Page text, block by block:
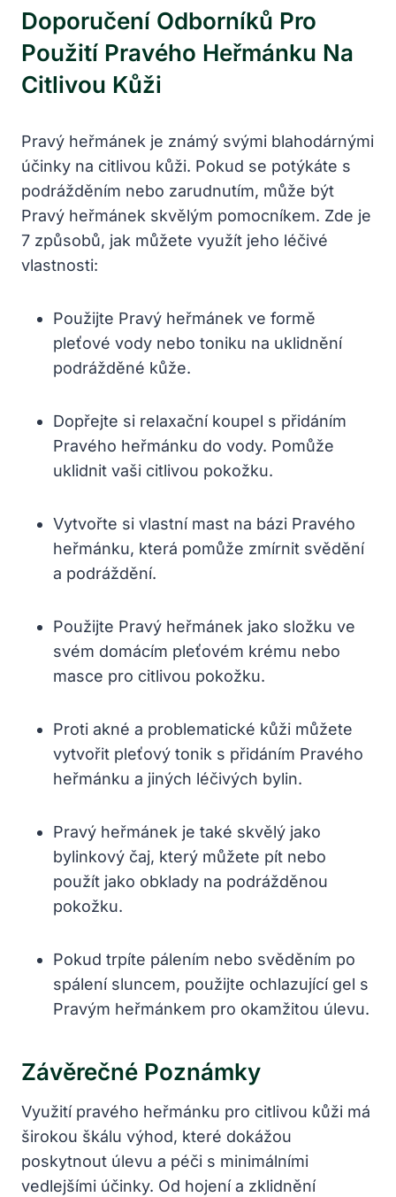
Doporučení Odborníků Pro
Použití Pravého Heřmánku Na
Citlivou Kůži
Pravý heřmánek je známý svými blahodárnými
účinky na citlivou kůži. Pokud se potýkáte s
podrážděním nebo zarudnutím, může být
Pravý heřmánek skvělým pomocníkem. Zde je
7 způsobů, jak můžete využít jeho léčivé
vlastnosti:
Použijte Pravý heřmánek ve formě
pleťové vody nebo toniku na uklidnění
podrážděné kůže.
Dopřejte si relaxační koupel s přidáním
Pravého heřmánku do vody. Pomůže
uklidnit vaši citlivou pokožku.
Vytvořte si vlastní mast na bázi Pravého
heřmánku, která pomůže zmírnit svědění
a podráždění.
Použijte Pravý heřmánek jako složku ve
svém domácím pleťovém krému nebo
masce pro citlivou pokožku.
Proti akné a problematické kůži můžete
vytvořit pleťový tonik s přidáním Pravého
heřmánku a jiných léčivých bylin.
Pravý heřmánek je také skvělý jako
bylinkový čaj, který můžete pít nebo
použít jako obklady na podrážděnou
pokožku.
Pokud trpíte pálením nebo svěděním po
spálení sluncem, použijte ochlazující gel s
Pravým heřmánkem pro okamžitou úlevu.
Závěrečné Poznámky
Využití pravého heřmánku pro citlivou kůži má
širokou škálu výhod, které dokážou
poskytnout úlevu a péči s minimálními
vedlejšími účinky. Od hojení a zklidnění